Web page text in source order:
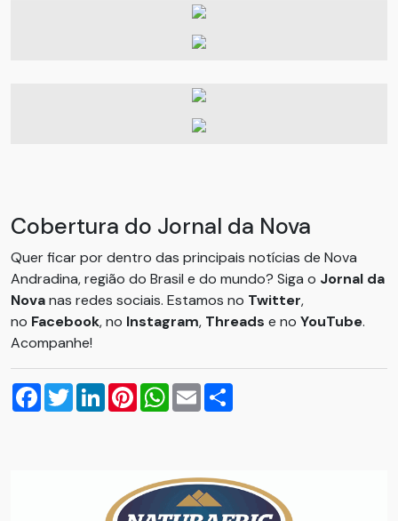
Cobertura do Jornal da Nova
Quer ficar por dentro das principais notícias de Nova
Andradina, região do Brasil e do mundo? Siga o Jornal da
Novanas redes sociais. Estamos no Twitter,
no Facebook, no Instagram, Threads e no YouTube.
Acompanhe!
Facebook
TwitterLinkedInPinterestWhatsApp
Email